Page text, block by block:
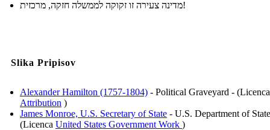
מדינה צעירה זו זקוקה לממשלה חזקה, מרכזית!
Slika Pripisov
Alexander Hamilton (1757-1804) - Political Graveyard - (Licenca
Attribution )
James Monroe, U.S. Secretary of State - U.S. Department of
(Licenca United States Government Work )